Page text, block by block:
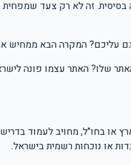
זה לא רק צעד שמפחית
עליכם? המקרה הבא ממחיש
שלו? האתר עצמו פונה
או בחו"ל, מחויב לעמוד
או נוכחות רשמית בישראל.